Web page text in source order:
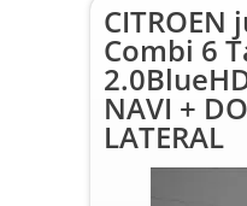
CITROEN
Combi 6
NAVI +
LATERAL